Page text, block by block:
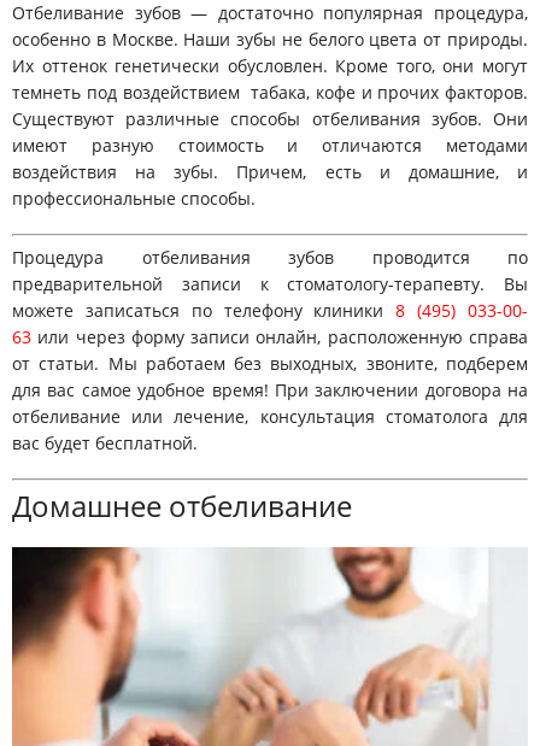
Отбеливание зубов — достаточно популярная процедура,
особенно в Москве. Наши зубы не белого цвета от природы.
Их оттенок генетически обусловлен. Кроме того, они могут
темнеть под воздействием табака, кофе и прочих факторов.
Существуют различные способы отбеливания зубов. Они
имеют разную стоимость и отличаются методами
воздействия на зубы. Причем, есть и домашние, и
профессиональные способы.
Процедура отбеливания зубов проводится по
предварительной записи к стоматологу-терапевту. Вы
можете записаться по телефону клиники 8 (495) 033-00-
63 или через форму записи онлайн, расположенную справа
от статьи. Мы работаем без выходных, звоните, подберем
для вас самое удобное время! При заключении договора на
отбеливание или лечение, консультация стоматолога для
вас будет бесплатной.
Домашнее отбеливание
Протезирование
Имплантация
Детство
Ортодонтия
Гигиена
О
клинике
Врачи
Цены
Контакты
Блог